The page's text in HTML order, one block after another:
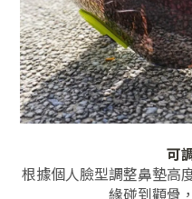
可
根據個人臉型調整鼻墊高
緣碰到顴骨